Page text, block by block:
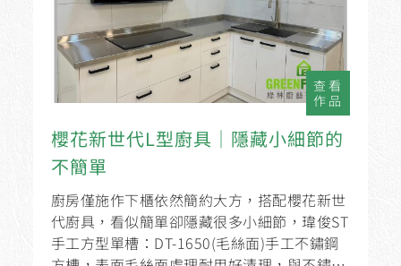
查看
作品
櫻花新世代L型廚具│隱藏小細節的
不簡單
廚房僅施作下櫃依然簡約大方，搭配櫻花新世
代廚具，看似簡單卻隱藏很多小細節，瑋俊ST
手工方型單槽：DT-1650(毛絲面)手工不鏽鋼